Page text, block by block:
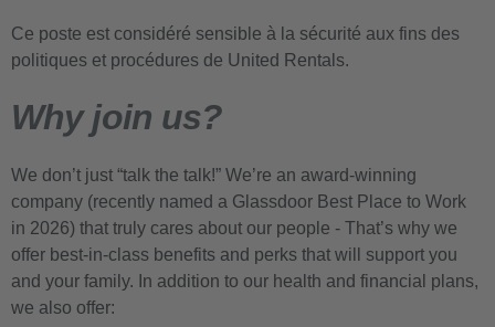
Ce poste est considéré sensible à la sécurité aux fins des
politiques et procédures de United Rentals.
Why join us?
We don’t just “talk the talk!” We’re an award-winning
company (recently named a Glassdoor Best Place to Work
in 2026) that truly cares about our people - That’s why we
offer best-in-class benefits and perks that will support you
and your family. In addition to our health and financial plans,
we also offer: